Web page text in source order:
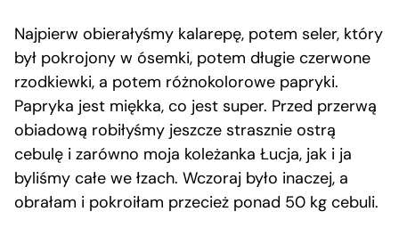
Najpierw obierałyśmy kalarepę, potem seler, który
był pokrojony w ósemki, potem długie czerwone
rzodkiewki, a potem różnokolorowe papryki.
Papryka jest miękka, co jest super. Przed przerwą
obiadową robiłyśmy jeszcze strasznie ostrą
cebulę i zarówno moja koleżanka Łucja, jak i ja
byliśmy całe we łzach. Wczoraj było inaczej, a
obrałam i pokroiłam przecież ponad 50 kg cebuli.